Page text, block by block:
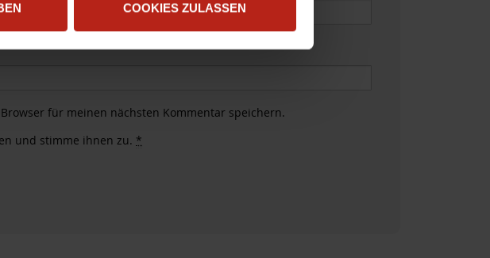
COOKIES ZULASSEN
für meinen nächsten Kommentar speichern.
und stimme ihnen zu. *